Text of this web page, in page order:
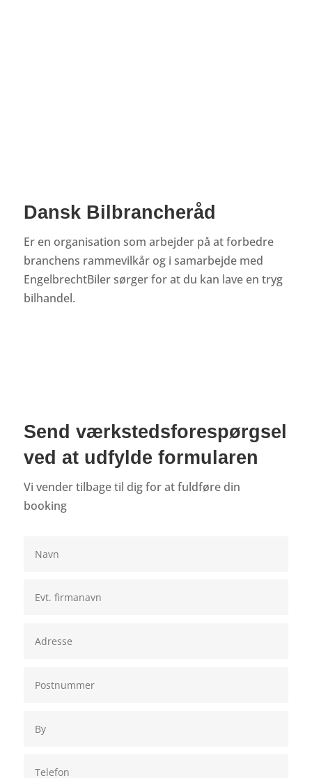
Dansk Bilbrancheråd
Er en organisation som arbejder på at forbedre
branchens rammevilkår og i samarbejde med
EngelbrechtBiler sørger for at du kan lave en tryg
bilhandel.
Send værkstedsforespørgsel
ved at udfylde formularen
Vi vender tilbage til dig for at fuldføre din
booking